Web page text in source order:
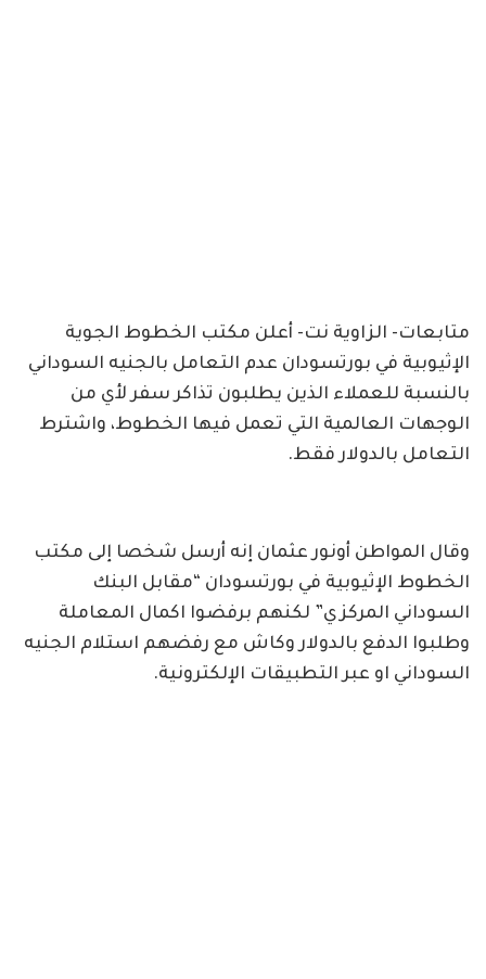
متابعات- الزاوية نت- أعلن مكتب الخطوط الجوية
الإثيوبية في بورتسودان عدم التعامل بالجنيه السوداني
بالنسبة للعملاء الذين يطلبون تذاكر سفر لأي من
الوجهات العالمية التي تعمل فيها الخطوط، واشترط
التعامل بالدولار فقط.
وقال المواطن أونور عثمان إنه أرسل شخصا إلى مكتب
الخطوط الإثيوبية في بورتسودان “مقابل البنك
السوداني المركزي” لكنهم برفضوا اكمال المعاملة
وطلبوا الدفع بالدولار وكاش مع رفضهم استلام الجنيه
السوداني او عبر التطبيقات الإلكترونية.